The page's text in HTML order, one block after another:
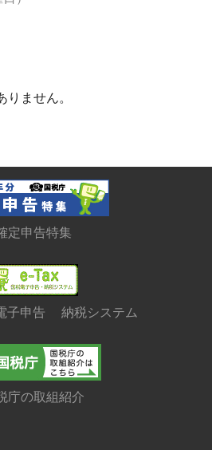
ません。
定申告特集
子申告 納税システム
庁の取組紹介